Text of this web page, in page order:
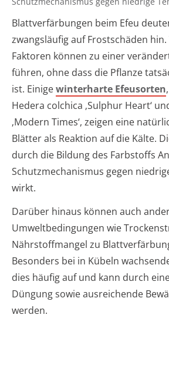
Blattverfärbungen beim Efeu
zwangsläufig auf Frostschäden
Faktoren können zu einer
führen, ohne dass die Pflanze
ist. Einigewinterharte Efeusorten
Hedera colchica ‚Sulphur Heart‘
‚Modern Times‘, zeigen eine
Blätter als Reaktion auf die Kälte.
durch die Bildung des Farbstoffs
Schutzmechanismus gegen
wirkt.
Darüber hinaus können auch
Umweltbedingungen wie
Nährstoffmangel zu
Besonders bei in Kübeln
dies häufig auf und kann durch
Düngung sowie ausreichende
werden.